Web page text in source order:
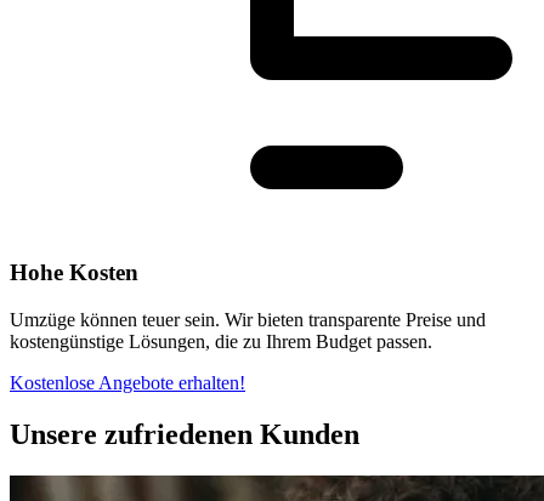
Hohe Kosten
Umzüge können teuer sein. Wir bieten transparente Preise und
kostengünstige Lösungen, die zu Ihrem Budget passen.
Kostenlose Angebote erhalten!
Unsere zufriedenen Kunden